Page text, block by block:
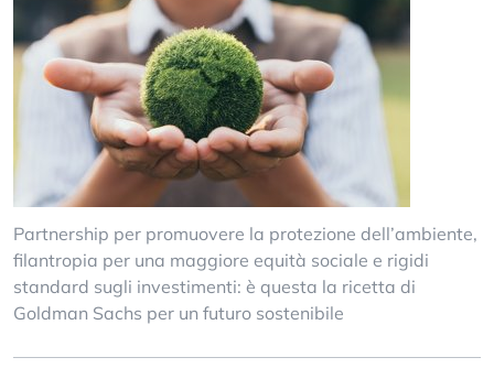
Partnership per promuovere la protezione dell’ambiente,
filantropia per una maggiore equità sociale e rigidi
standard sugli investimenti: è questa la ricetta di
Goldman Sachs per un futuro sostenibile